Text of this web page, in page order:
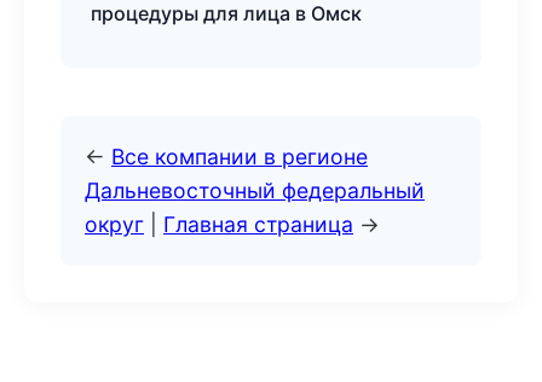
процедуры для лица в Омск
← Все компании в регионе
Дальневосточный федеральный
округ
Главная страница →